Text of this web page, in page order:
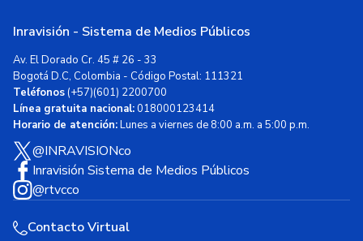
Inravisión - Sistema de Medios Públicos
Av. El Dorado Cr. 45 # 26 - 33
Bogotá D.C, Colombia - Código Postal: 111321
Teléfonos(+57)(601) 2200700
Línea gratuita nacional:018000123414
Horario de atención:Lunes a viernes de 8:00 a.m. a 5:00 p.m.
@INRAVISIONco
Inravisión Sistema de Medios Públicos
@rtvcco
Contacto Virtual